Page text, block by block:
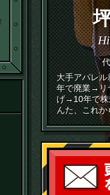
大手アパレ
年で廃業→リ
げ→10年で
んた、これ